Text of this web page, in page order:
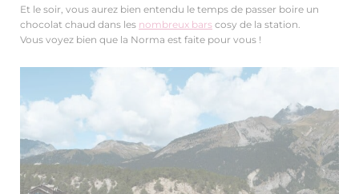
Et le soir, vous aurez bien entendu le temps de passer boire un
chocolat chaud dans les nombreux bars cosy de la station.
Vous voyez bien que la Norma est faite pour vous !